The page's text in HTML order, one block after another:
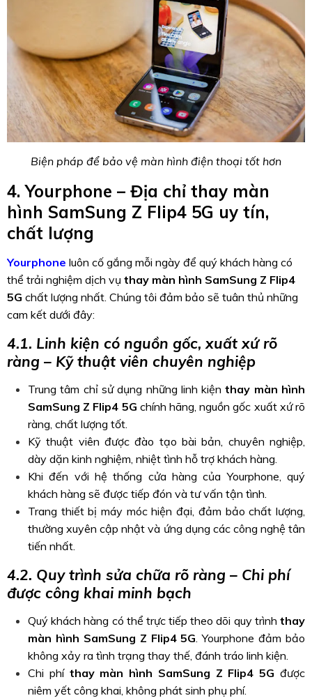
Biện pháp để bảo vệ màn hình điện thoại tốt hơn
4. Yourphone – Địa chỉ thay màn
hình SamSung Z Flip4 5G uy tín,
chất lượng
Yourphone luôn cố gắng mỗi ngày để quý khách hàng có
thể trải nghiệm dịch vụ thay màn hình SamSung Z Flip4
5G chất lượng nhất. Chúng tôi đảm bảo sẽ tuân thủ những
cam kết dưới đây:
4.1. Linh kiện có nguồn gốc, xuất xứ rõ
ràng – Kỹ thuật viên chuyên nghiệp
Trung tâm chỉ sử dụng những linh kiệnthay màn hình
SamSung Z Flip4 5G chính hãng, nguồn gốc xuất xứ rõ
ràng, chất lượng tốt.
Kỹ thuật viên được đào tạo bài bản, chuyên nghiệp,
dày dặn kinh nghiệm, nhiệt tình hỗ trợ khách hàng.
Khi đến với hệ thống cửa hàng của Yourphone, quý
khách hàng sẽ được tiếp đón và tư vấn tận tình.
Trang thiết bị máy móc hiện đại, đảm bảo chất lượng,
thường xuyên cập nhật và ứng dụng các công nghệ tân
tiến nhất.
4.2. Quy trình sửa chữa rõ ràng – Chi phí
được công khai minh bạch
Quý khách hàng có thể trực tiếp theo dõi quy trình thay
màn hình SamSung Z Flip4 5G . Yourphone đảm bảo
không xảy ra tình trạng thay thế, đánh tráo linh kiện.
Chi phí thay màn hình SamSung Z Flip4 5G được
niêm yết công khai, không phát sinh phụ phí.